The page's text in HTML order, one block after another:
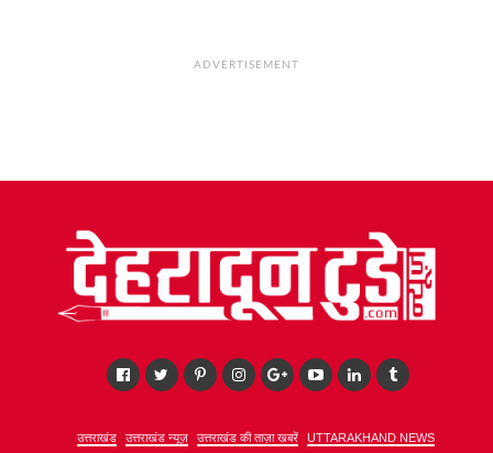
ADVERTISEMENT
उत्तराखंड उत्तराखंड न्यूज़ उत्तराखंड की ताज़ा खबरें UTTARAKHAND NEWS